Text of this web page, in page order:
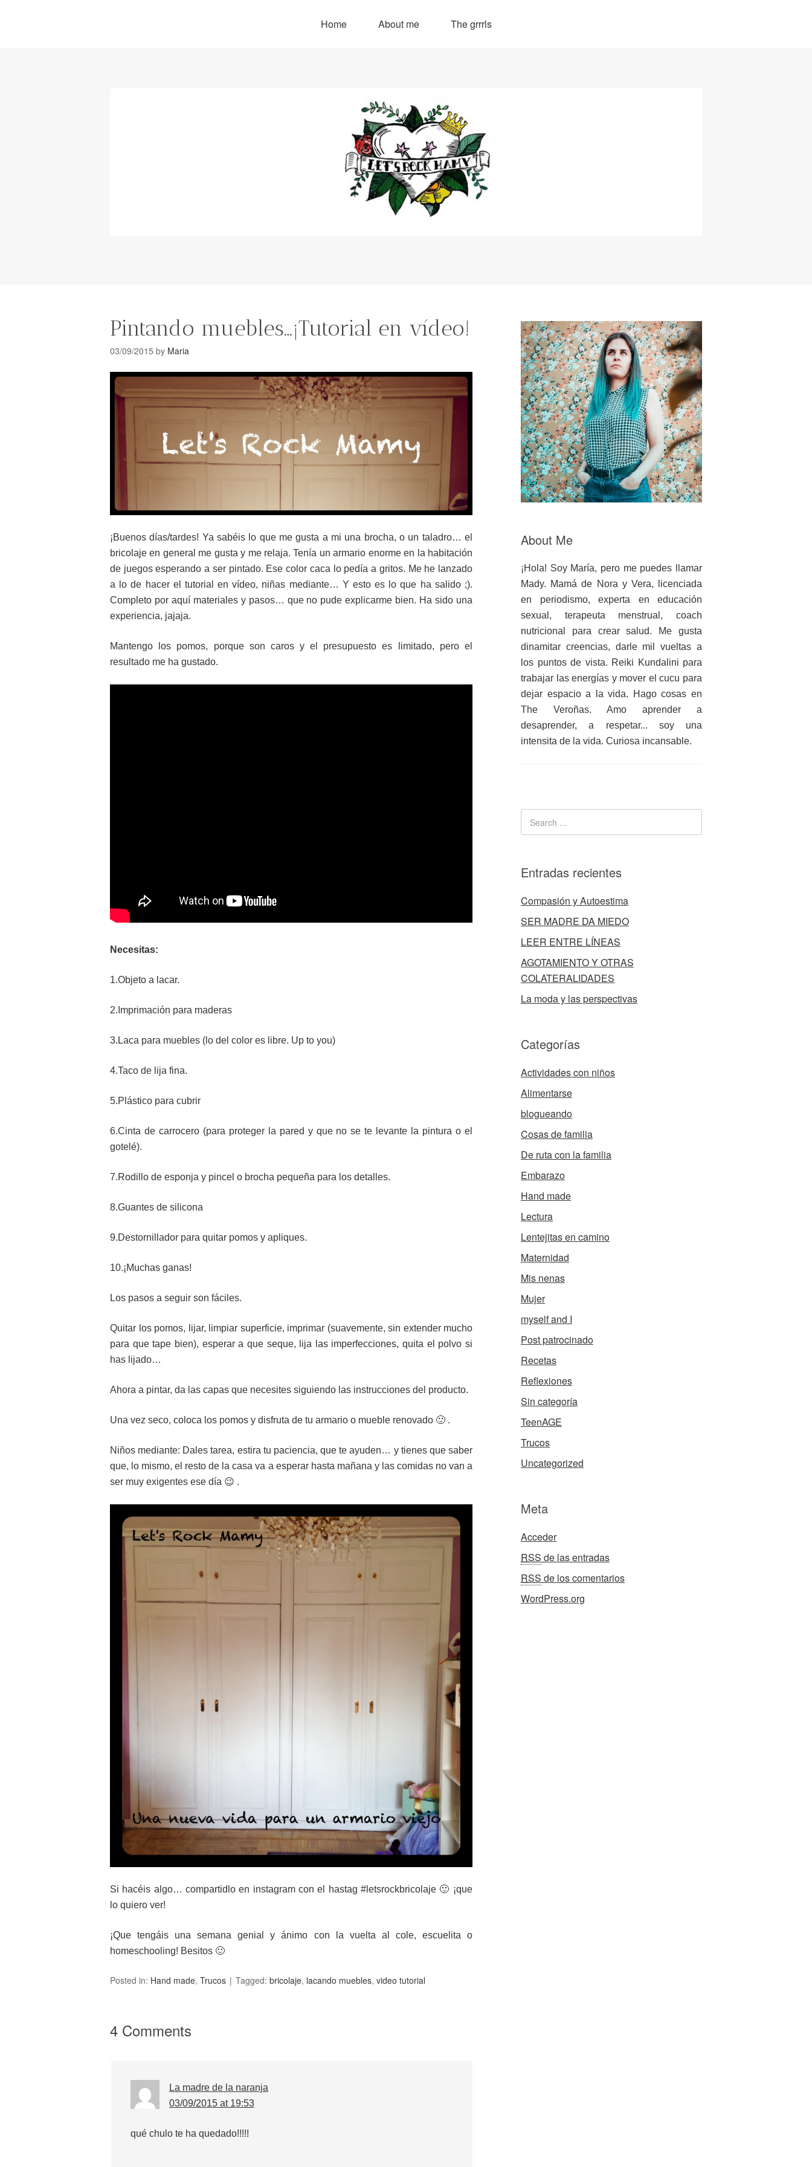
Home About me The grrrls
Pintando muebles…¡Tutorial en vídeo!
03/09/2015 by Maria
¡Buenos días/tardes! Ya sabéis lo que me gusta a mi una brocha, o un taladro… el
bricolaje en general me gusta y me relaja. Tenía un armario enorme en la habitación
de juegos esperando a ser pintado. Ese color caca lo pedía a gritos. Me he lanzado
a lo de hacer el tutorial en vídeo, niñas mediante… Y esto es lo que ha salido ;).
Completo por aquí materiales y pasos… que no pude explicarme bien. Ha sido una
experiencia, jajaja.
Mantengo los pomos, porque son caros y el presupuesto es limitado, pero el
resultado me ha gustado.
Necesitas:
1.Objeto a lacar.
2.Imprimación para maderas
3.Laca para muebles (lo del color es libre. Up to you)
4.Taco de lija fina.
5.Plástico para cubrir
6.Cinta de carrocero (para proteger la pared y que no se te levante la pintura o el
gotelé).
7.Rodillo de esponja y pincel o brocha pequeña para los detalles.
8.Guantes de silicona
9.Destornillador para quitar pomos y apliques.
10.¡Muchas ganas!
Los pasos a seguir son fáciles.
Quitar los pomos, lijar, limpiar superficie, imprimar (suavemente, sin extender mucho
para que tape bien), esperar a que seque, lija las imperfecciones, quita el polvo si
has lijado…
Ahora a pintar, da las capas que necesites siguiendo las instrucciones del producto.
Una vez seco, coloca los pomos y disfruta de tu armario o mueble renovado 🙂 .
Niños mediante: Dales tarea, estira tu paciencia, que te ayuden… y tienes que saber
que, lo mismo, el resto de la casa va a esperar hasta mañana y las comidas no van a
ser muy exigentes ese día 😉 .
Si hacéis algo… compartidlo en instagram con el hastag #letsrockbricolaje 🙂 ¡que
lo quiero ver!
¡Que tengáis una semana genial y ánimo con la vuelta al cole, escuelita o
homeschooling! Besitos 🙂
Posted in: Hand made, Trucos Tagged: bricolaje, lacando muebles, video tutorial
4 Comments
La madre de la naranja
03/09/2015 at 19:53
qué chulo te ha quedado!!!!!
About Me
¡Hola! Soy María, pero me puedes llamar
Mady. Mamá de Nora y Vera, licenciada
en periodismo, experta en educación
sexual, terapeuta menstrual, coach
nutricional para crear salud. Me gusta
dinamitar creencias, darle mil vueltas a
los puntos de vista. Reiki Kundalini para
trabajar las energías y mover el cucu para
dejar espacio a la vida. Hago cosas en
The Veroñas. Amo aprender a
desaprender, a respetar... soy una
intensita de la vida. Curiosa incansable.
Entradas recientes
Compasión y Autoestima
SER MADRE DA MIEDO
LEER ENTRE LÍNEAS
AGOTAMIENTO Y OTRAS
COLATERALIDADES
La moda y las perspectivas
Categorías
Actividades con niños
Alimentarse
blogueando
Cosas de familia
De ruta con la familia
Embarazo
Hand made
Lectura
Lentejitas en camino
Maternidad
Mis nenas
Mujer
myself and I
Post patrocinado
Recetas
Reflexiones
Sin categoría
TeenAGE
Trucos
Uncategorized
Meta
Acceder
RSS de las entradas
RSS de los comentarios
WordPress.org